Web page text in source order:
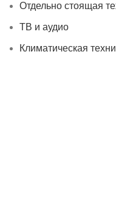
Отдельно стоящая
ТВ и аудио
Климатическая